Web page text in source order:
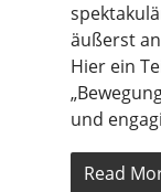
äußerst
Hier ein
und
Read